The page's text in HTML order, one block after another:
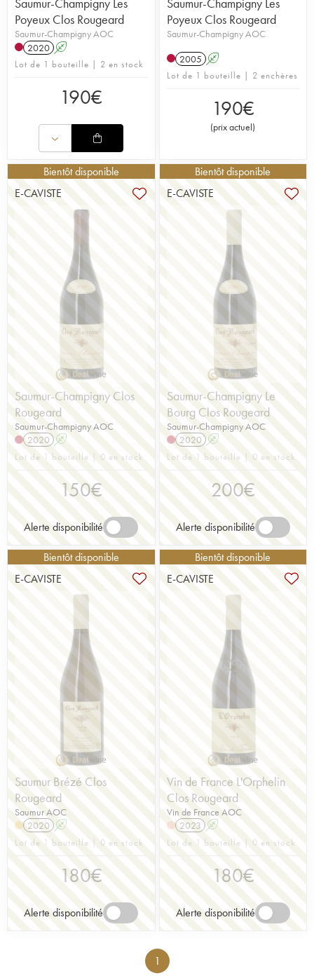
Saumur-Champigny Les
Poyeux Clos Rougeard
Saumur-Champigny AOC
2020 A
Lot de 1 bouteille | 2 en stock
190€
Saumur-Champigny Les
Poyeux Clos Rougeard
Saumur-Champigny AOC
2005 A
Lot de 1 bouteille | 2 enchères
190€
(prix actuel)
Bientôt disponible
E-CAVISTE
Saumur-Champigny Clos
Rougeard
Saumur-Champigny AOC
2020 A
Lot de 1 bouteille | 0 en stock
150€
Alerte disponibilité
Bientôt disponible
E-CAVISTE
Saumur-Champigny Le
Bourg Clos Rougeard
Saumur-Champigny AOC
2020 A
Lot de 1 bouteille | 0 en stock
200€
Alerte disponibilité
Bientôt disponible
E-CAVISTE
Saumur Brézé Clos
Rougeard
Saumur AOC
2020 A
Lot de 1 bouteille | 0 en stock
180€
Alerte disponibilité
Bientôt disponible
E-CAVISTE
Vin de France L'Orphelin
Clos Rougeard
Vin de France AOC
2023 A
Lot de 1 bouteille | 0 en stock
180€
Alerte disponibilité
1